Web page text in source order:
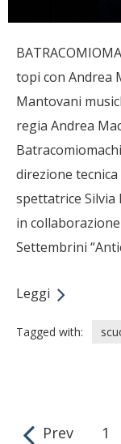
topi con Andrea
Mantovani
regia Andrea
direzione
spettatrice Silvia
in
Settembrini
Leggi
Tagged with:
Pages Prev 1